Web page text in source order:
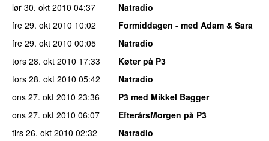
lør 30. okt 2010 04:37
Natradio
fre 29. okt 2010 10:02
Formiddagen - med Adam & Sara
fre 29. okt 2010 00:05
Natradio
tors 28. okt 2010 17:33
Køter på P3
tors 28. okt 2010 05:42
Natradio
ons 27. okt 2010 23:36
P3 med Mikkel Bagger
ons 27. okt 2010 06:07
EfterårsMorgen på P3
tirs 26. okt 2010 02:32
Natradio